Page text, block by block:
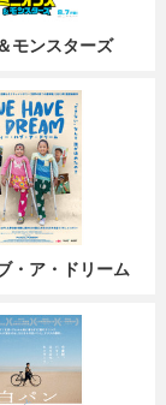
モンスターズ
・ア・ドリーム